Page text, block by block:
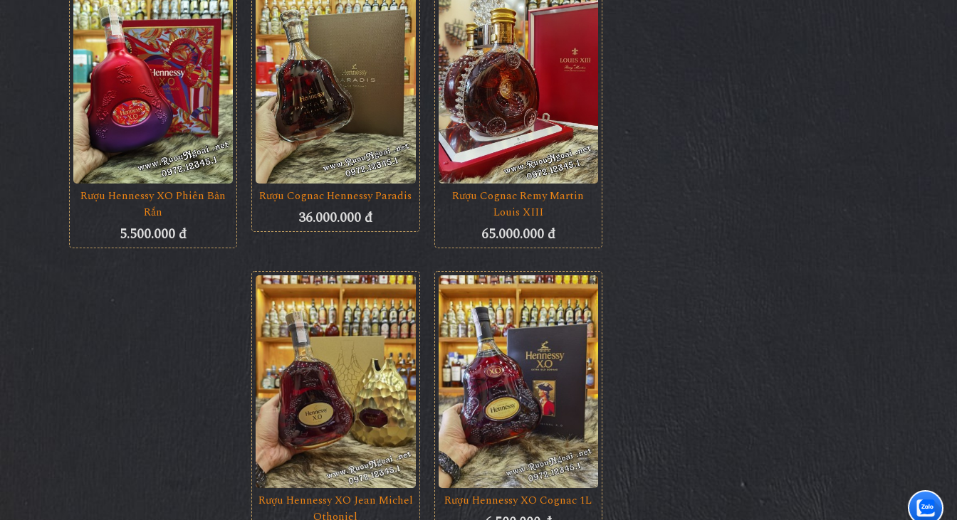
Rượu Hennessy XO Phiên Bản
Rắn
5.500.000 đ
Rượu Cognac Hennessy Paradis
36.000.000 đ
Rượu Cognac Remy Martin
Louis XIII
65.000.000 đ
Rượu Hennessy XO Jean Michel
Rượu Hennessy XO Cognac 1L